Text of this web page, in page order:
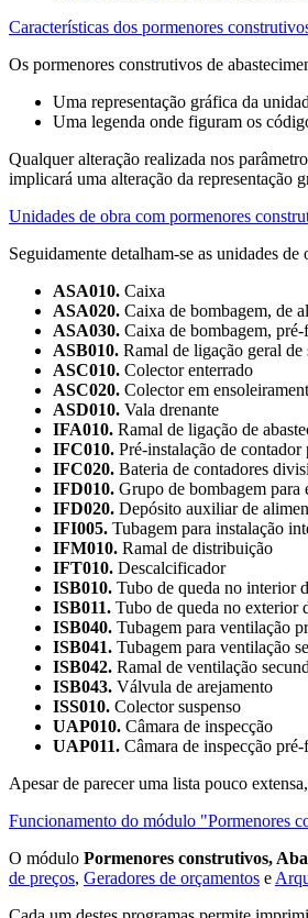
Características dos pormenores
Os pormenores construtivos de
Uma representação gráfica da
Uma legenda onde figuram os
Qualquer alteração realizada nos
implicará uma alteração da representação
Unidades de obra com pormenores
Seguidamente detalham-se as unidades
ASA010. Caixa
ASA020. Caixa de bombagem, de
ASA030. Caixa de bombagem, pré-
ASB010. Ramal de ligação geral de
ASC010. Colector enterrado
ASC020. Colector em
ASD010. Vala drenante
IFA010. Ramal de ligação de
IFC010. Pré-instalação de contador
IFC020. Bateria de contadores
IFD010. Grupo de bombagem para
IFD020. Depósito auxiliar de
IFI005. Tubagem para instalação
IFM010. Ramal de distribuição
IFT010. Descalcificador
ISB010. Tubo de queda no interior
ISB011. Tubo de queda no exterior
ISB040. Tubagem para ventilação
ISB041. Tubagem para ventilação
ISB042. Ramal de ventilação
ISB043. Válvula de arejamento
ISS010. Colector suspenso
UAP010. Câmara de inspecção
UAP011. Câmara de inspecção
Apesar de parecer uma lista pouco extensa,
Funcionamento do módulo "Pormenores
O módulo Pormenores construtivos,
de preços, Geradores de orçamentos e